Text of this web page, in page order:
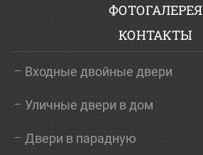
ФОТОГАЛЕРЕЯ
КОНТАКТЫ
Входные двойные двери
Уличные двери в дом
Двери в парадную